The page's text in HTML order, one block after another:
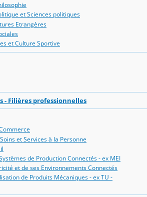
et Sciences politiques
Etrangères
et Culture Sportive
- Filières professionnelles
et Services à la Personne
de Production Connectés - ex MEI
et de ses Environnements Connectés
de Produits Mécaniques - ex TU -